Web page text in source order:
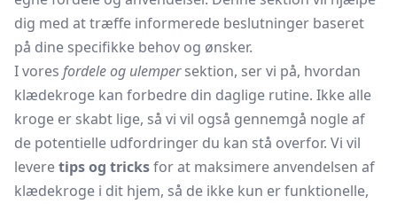
dig med at træffe informerede beslutninger baseret
på dine specifikke behov og ønsker.
I vores fordele og ulempersektion, ser vi på, hvordan
klædekroge kan forbedre din daglige rutine. Ikke alle
kroge er skabt lige, så vi vil også gennemgå nogle af
de potentielle udfordringer du kan stå overfor. Vi vil
leveretips og tricksfor at maksimere anvendelsen af
klædekroge i dit hjem, så de ikke kun er funktionelle,